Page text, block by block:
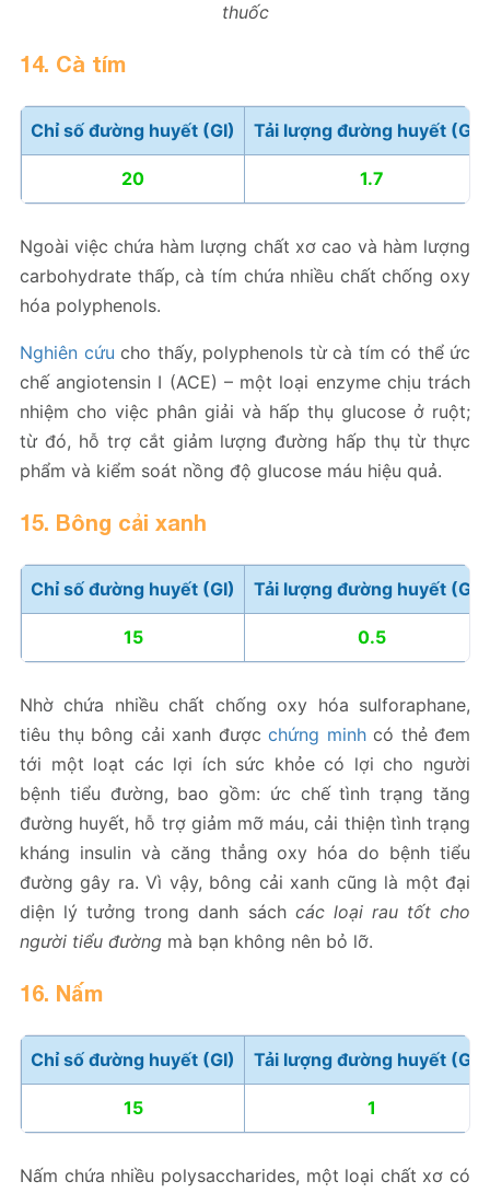
thuốc
14. Cà tím
Chỉ số đường huyết (GI) Tải lượng đường huyết (GL)
20 1.7
Ngoài việc chứa hàm lượng chất xơ cao và hàm lượng
carbohydrate thấp, cà tím chứa nhiều chất chống oxy
hóa polyphenols.
Nghiên cứu cho thấy, polyphenols từ cà tím có thể ức
chế angiotensin I (ACE) – một loại enzyme chịu trách
nhiệm cho việc phân giải và hấp thụ glucose ở ruột;
từ đó, hỗ trợ cắt giảm lượng đường hấp thụ từ thực
phẩm và kiểm soát nồng độ glucose máu hiệu quả.
15. Bông cải xanh
Chỉ số đường huyết (GI) Tải lượng đường huyết (GL)
15 0.5
Nhờ chứa nhiều chất chống oxy hóa sulforaphane,
tiêu thụ bông cải xanh được chứng minhcó thẻ đem
tới một loạt các lợi ích sức khỏe có lợi cho người
bệnh tiểu đường, bao gồm: ức chế tình trạng tăng
đường huyết, hỗ trợ giảm mỡ máu, cải thiện tình trạng
kháng insulin và căng thẳng oxy hóa do bệnh tiểu
đường gây ra. Vì vậy, bông cải xanh cũng là một đại
diện lý tưởng trong danh sách các loại rau tốt cho
người tiểu đường mà bạn không nên bỏ lỡ.
16. Nấm
Chỉ số đường huyết (GI) Tải lượng đường huyết (GL)
15 1
Nấm chứa nhiều polysaccharides, một loại chất xơ có